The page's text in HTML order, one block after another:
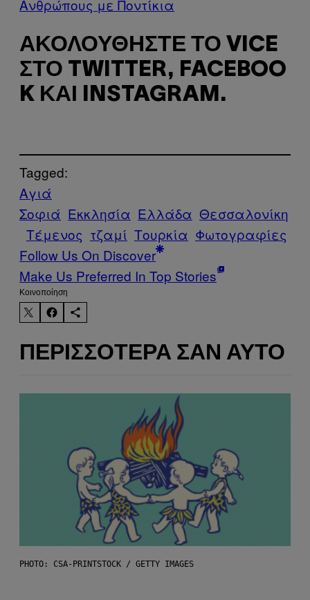
Ανθρώπους με Ποντίκια
ΑΚΟΛΟΥΘΉΣΤΕ ΤΟ VICE
ΣΤΟ TWITTER, FACEBOO
K ΚΑΙ INSTAGRAM.
Tagged:
Αγιά
Σοφιά Εκκλησία Ελλάδα Θεσσαλονίκη
Τέμενος τζαμί Τουρκία Φωτογραφίες
Follow Us On Discover
Make Us Preferred In Top Stories
Kοινοποίηση
ΠΕΡΙΣΣΌΤΕΡΑ ΣΑΝ ΑΥΤΌ
PHOTO: CSA-PRINTSTOCK / GETTY IMAGES